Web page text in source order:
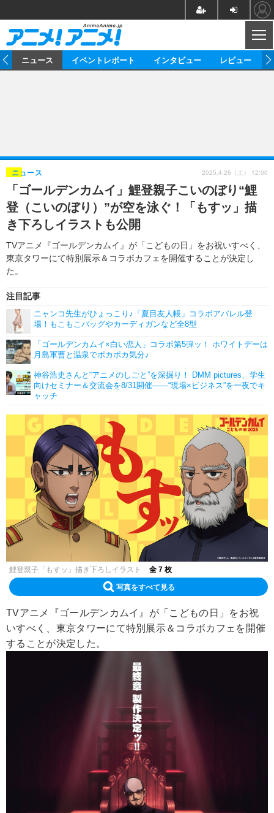
ゲーム グッズ
イベント 海外
海外イベント ビジネス
俳優・タレント アーティスト
ビジネス
アニメ 実写
書評 イベント
ゲーム 座談会
動画
アニメ
アニメ！アニメ！TV ABEMA Cafe
連載・コラム
ニュース イベントレポート インタビュー レビュー
「ゴールデンカムイ」鯉登親子こいのぼり“鯉
登（こいのぼり）”が空を泳ぐ！「もすッ」描
き下ろしイラストも公開
TVアニメ『ゴールデンカムイ』が「こどもの日」をお祝いすべく、
東京タワーにて特別展示＆コラボカフェを開催することが決定し
た。
ニュース
注目記事
ニャンコ先生がひょっこり♪「夏目友人帳」コラボアパレル登
場！もこもこバッグやカーディガンなど全8型
「ゴールデンカムイ×白い恋人」コラボ第5弾ッ！ ホワイトデーは
月島軍曹と温泉でポカポカ気分♪
神谷浩史さんと“アニメのしごと”を深掘り！ DMM pictures、学生
向けセミナー＆交流会を8/31開催――“現場×ビジネス”を一夜でキ
ャッチ
2025.4.26（土） 12:00
鯉登親子「もすッ」描き下ろしイラスト 全 7 枚
写真をすべて見る
TVアニメ『ゴールデンカムイ』が「こどもの日」をお祝
いすべく、東京タワーにて特別展示＆コラボカフェを開催
することが決定した。